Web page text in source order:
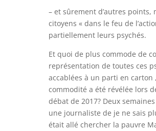
– et sûrement d’autres points,
citoyens « dans le feu de
partiellement leurs psychés.
Et quoi de plus commode de
représentation de toutes ces
accablées à un parti en carton
commodité a été révélée lors
débat de 2017? Deux
une journaliste de je ne sais
était allé chercher la pauvre